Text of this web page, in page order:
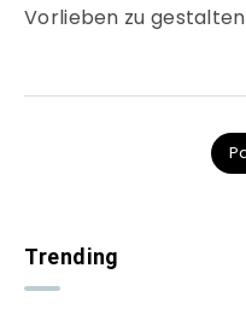
Vorlieben zu
Trending